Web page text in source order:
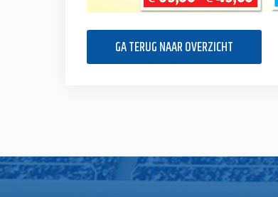
GA TERUG NAAR OVERZICHT